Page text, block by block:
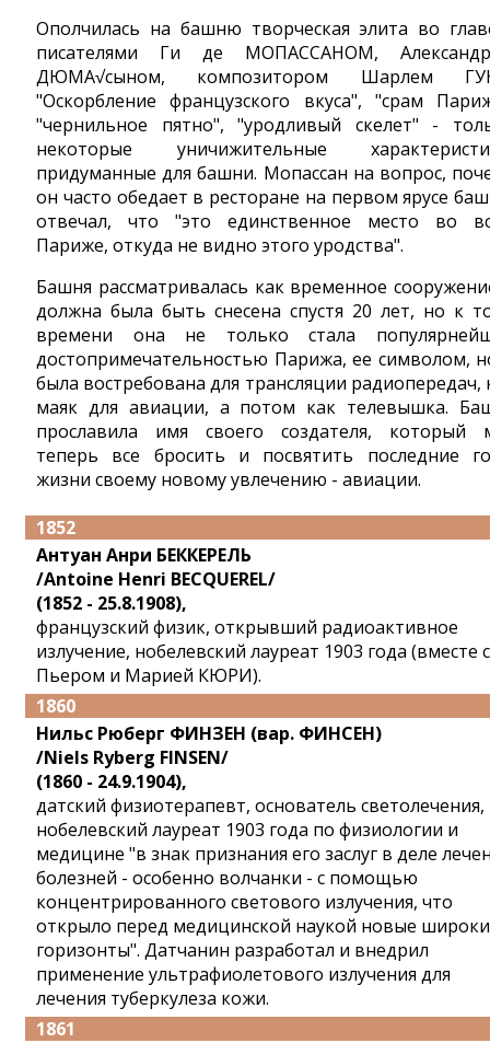
Ополчилась на башню творческая элита во
писателями Ги де МОПАССАНОМ,
ДЮМА√сыном, композитором Шарлем
"Оскорбление французского вкуса", "срам
"чернильное пятно", "уродливый скелет" -
некоторые уничижительные
придуманные для башни. Мопассан на вопрос,
он часто обедает в ресторане на первом ярусе
отвечал, что "это единственное место во
Париже, откуда не видно этого уродства".
Башня рассматривалась как временное
должна была быть снесена спустя 20 лет, но к
времени она не только стала
достопримечательностью Парижа, ее символом,
была востребована для трансляции радиопередач,
маяк для авиации, а потом как телевышка.
прославила имя своего создателя, который
теперь все бросить и посвятить последние
жизни своему новому увлечению - авиации.
1852
Антуан Анри БЕККЕРЕЛЬ
/Antoine Henri BECQUEREL/
(1852 - 25.8.1908),
французский физик, открывший радиоактивное
излучение, нобелевский лауреат 1903 года (вместе с
Пьером и Марией КЮРИ).
1860
Нильс Рюберг ФИНЗЕН (вар. ФИНСЕН)
/Niels Ryberg FINSEN/
(1860 - 24.9.1904),
датский физиотерапевт, основатель светолечения,
нобелевский лауреат 1903 года по физиологии и
медицине "в знак признания его заслуг в деле
болезней - особенно волчанки - с помощью
концентрированного светового излучения, что
открыло перед медицинской наукой новые
горизонты". Датчанин разработал и внедрил
применение ультрафиолетового излучения для
лечения туберкулеза кожи.
1861